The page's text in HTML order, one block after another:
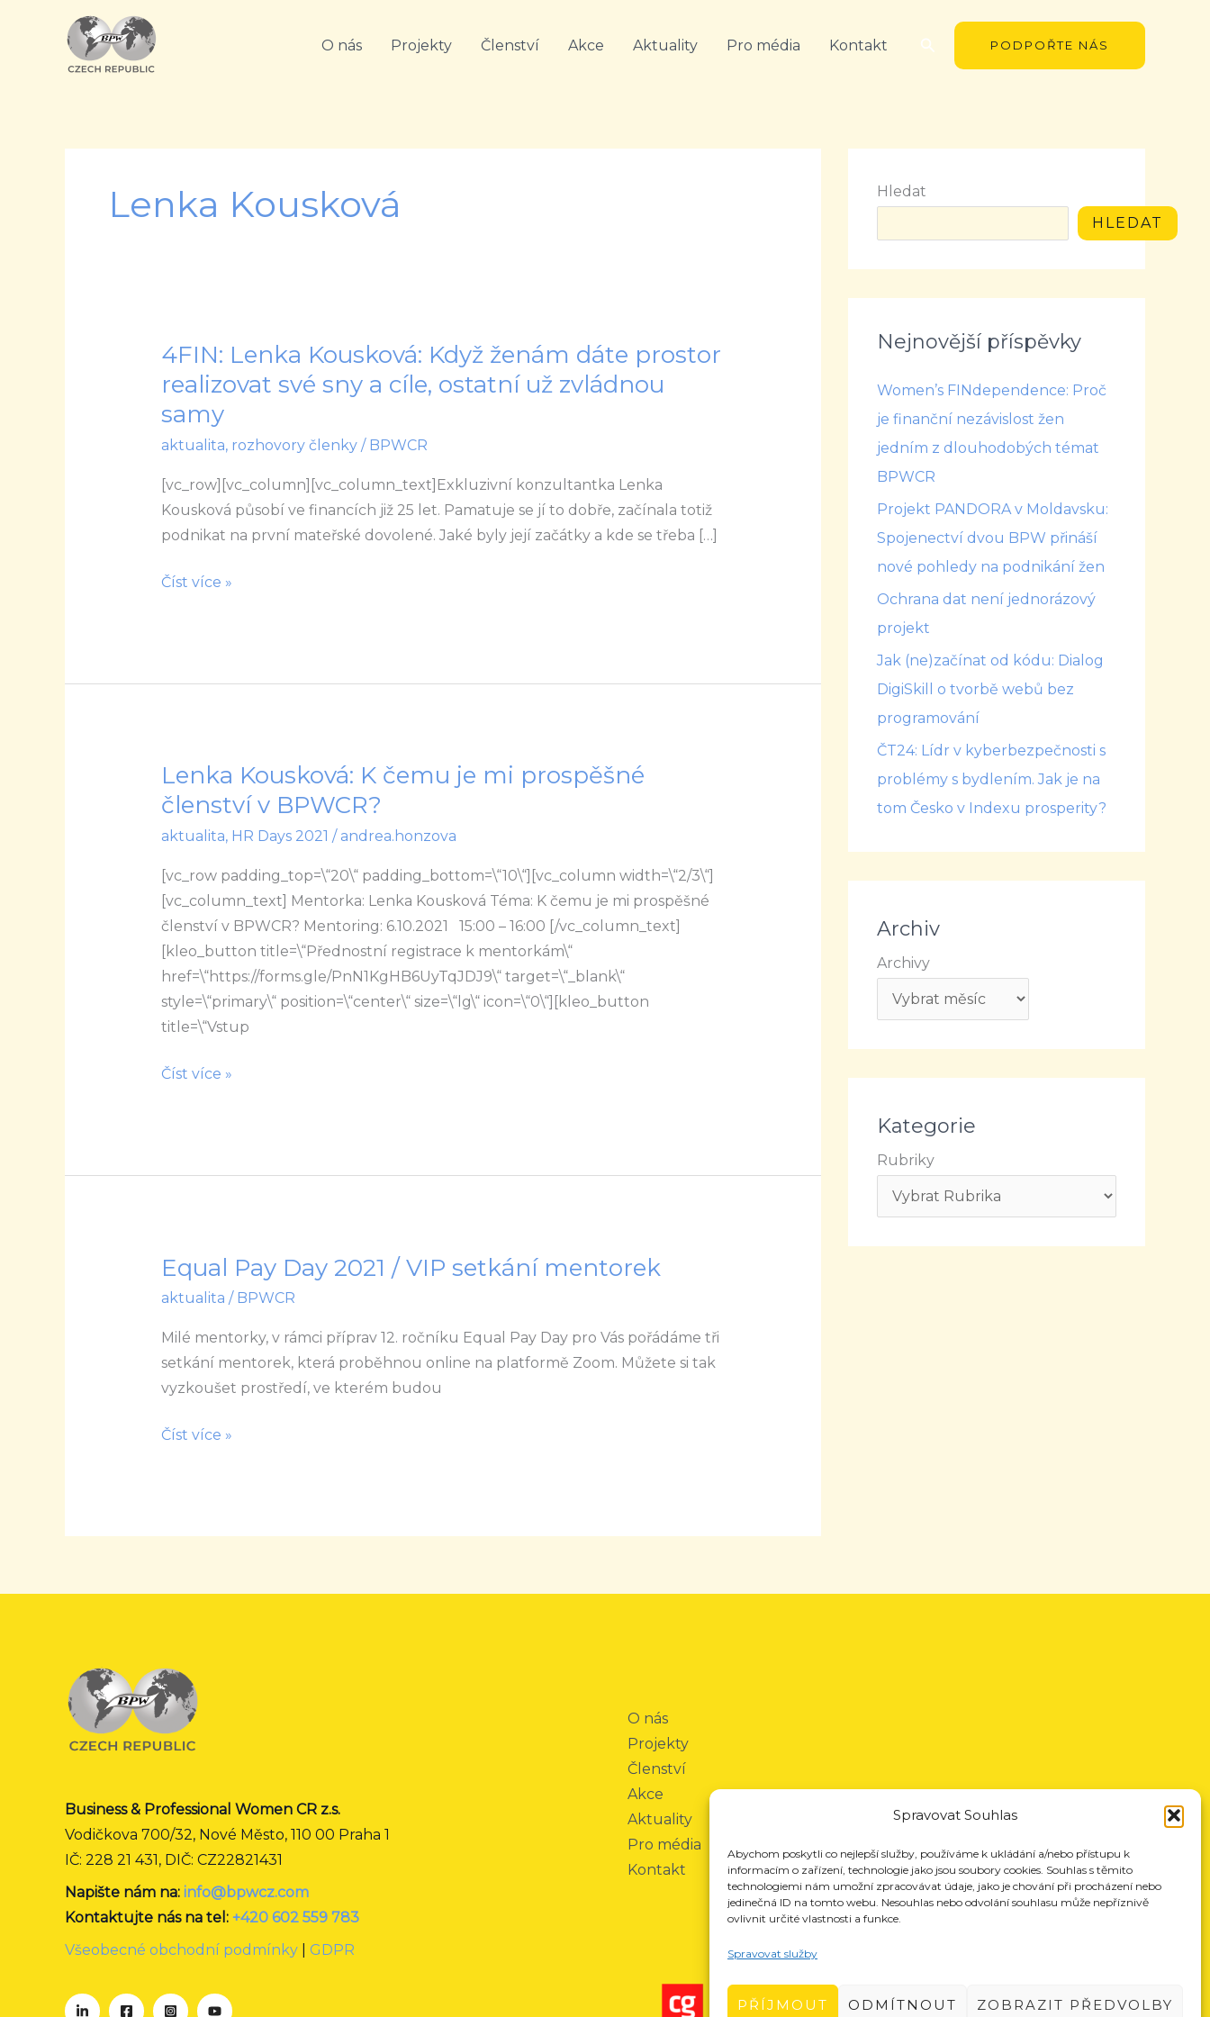
Spravovat Souhlas
Abychom poskytli co nejlepší služby, používáme k ukládání a/nebo přístupu k
informacím o zařízení, technologie jako jsou soubory cookies. Souhlas s těmito
technologiemi nám umožní zpracovávat údaje, jako je chování při procházení nebo
jedinečná ID na tomto webu. Nesouhlas nebo odvolání souhlasu může nepříznivě
ovlivnit určité vlastnosti a funkce.
Spravovat služby
PŘÍJMOUT ODMÍTNOUT ZOBRAZIT PŘEDVOLBY
O nás Projekty Členství Akce Aktuality Pro média Kontakt Hledat PODPOŘTE NÁS
Lenka Kousková
4FIN: Lenka Kousková: Když ženám dáte prostor
realizovat své sny a cíle, ostatní už zvládnou
samy
aktualita, rozhovory členky/ BPWCR
[vc_row][vc_column][vc_column_text]Exkluzivní konzultantka Lenka
Kousková působí ve financích již 25 let. Pamatuje se jí to dobře, začínala totiž
podnikat na první mateřské dovolené. Jaké byly její začátky a kde se třeba […]
4FIN:
Lenka
Když
ženám
dáte
prostor
realizovat
sny
už
Číst více »
Lenka Kousková: K čemu je mi prospěšné
členství v BPWCR?
aktualita, HR Days 2021 / andrea.honzova
[vc_row padding_top=\“20\“ padding_bottom=\“10\“][vc_column width=\“2/3\“]
[vc_column_text] Mentorka: Lenka Kousková Téma: K čemu je mi prospěšné
členství v BPWCR? Mentoring: 6.10.2021 15:00 – 16:00 [/vc_column_text]
[kleo_button title=\“Přednostní registrace k mentorkám\“
href=\“https://forms.gle/PnN1KgHB6UyTqJDJ9\“ target=\“_blank\“
style=\“primary\“ position=\“center\“ size=\“lg\“ icon=\“0\“][kleo_button
title=\“Vstup
Lenka
Kousková:
je
mi
prospěšné
členství
v
BPWCR?
Číst více »
Equal Pay Day 2021 / VIP setkání mentorek
aktualita / BPWCR
Milé mentorky, v rámci příprav 12. ročníku Equal Pay Day pro Vás pořádáme tři
setkání mentorek, která proběhnou online na platformě Zoom. Můžete si tak
vyzkoušet prostředí, ve kterém budou
Equal
Pay
2021
/
VIP
mentorek
Číst více »
Hledat
HLEDAT
Nejnovější příspěvky
Women’s FINdependence: Proč
je finanční nezávislost žen
jedním z dlouhodobých témat
BPWCR
Projekt PANDORA v Moldavsku:
Spojenectví dvou BPW přináší
nové pohledy na podnikání žen
Ochrana dat není jednorázový
projekt
Jak (ne)začínat od kódu: Dialog
DigiSkill o tvorbě webů bez
programování
ČT24: Lídr v kyberbezpečnosti s
problémy s bydlením. Jak je na
tom Česko v Indexu prosperity?
Archiv
Archivy
Kategorie
Rubriky
Business & Professional Women CR z.s.
Vodičkova 700/32, Nové Město, 110 00 Praha 1
IČ: 228 21 431, DIČ: CZ22821431
Napište nám na: info@bpwcz.com
Kontaktujte nás na tel: +420 602 559 783
Všeobecné obchodní podmínky
GDPR
O nás
Projekty
Členství
Akce
Aktuality
Pro média
Kontakt